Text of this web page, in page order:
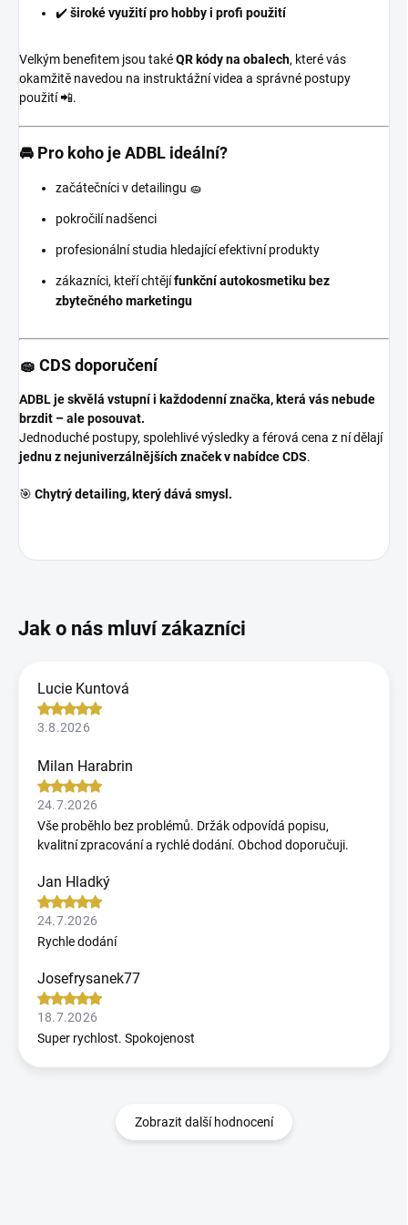
✔️široké využití pro hobby i profi použití
Velkým benefitem jsou takéQR kódy na obalech, které vás
okamžitě navedou na instruktážní videa a správné postupy
použití 📲.
🚘 Pro koho je ADBL ideální?
začátečníci v detailingu 🧽
pokročilí nadšenci
profesionální studia hledající efektivní produkty
zákazníci, kteří chtějífunkční autokosmetiku bez
zbytečného marketingu
🧽 CDS doporučení
ADBL je skvělá vstupní i každodenní značka, která vás nebude
brzdit – ale posouvat.
Jednoduché postupy, spolehlivé výsledky a férová cena z ní dělají
jednu z nejuniverzálnějších značek v nabídce CDS.
🎯 Chytrý detailing, který dává smysl.
Lucie Kuntová
3.8.2026
Milan Harabrin
24.7.2026
Vše proběhlo bez problémů. Držák odpovídá popisu,
kvalitní zpracování a rychlé dodání. Obchod doporučuji.
Jan Hladký
24.7.2026
Rychle dodání
Josefrysanek77
18.7.2026
Super rychlost. Spokojenost
Zobrazit další hodnocení